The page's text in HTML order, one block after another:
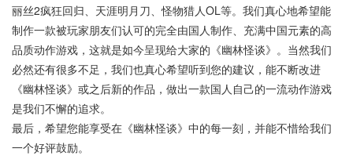
丽丝2疯狂回归、天涯明月刀、怪物猎人OL等。我们真心地希望能
制作一款被玩家朋友们认可的完全由国人制作、充满中国元素的高
品质动作游戏，这就是如今呈现给大家的《幽林怪谈》。当然我们
必然还有很多不足，我们也真心希望听到您的建议，能不断改进
《幽林怪谈》或之后新的作品，做出一款国人自己的一流动作游戏
是我们不懈的追求。
最后，希望您能享受在《幽林怪谈》中的每一刻，并能不惜给我们
一个好评鼓励。